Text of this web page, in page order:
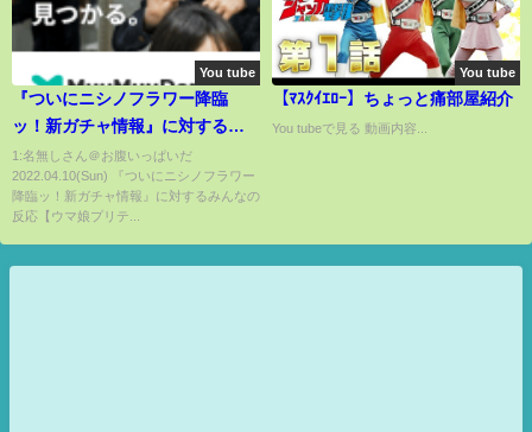
You tube
『ついにニシノフラワー降臨
ッ！新ガチャ情報』に対するみ
んなの反応【ウマ娘プリティー
ダービー】【 SSRダイワスカー
レット & SRスイープトウショウ
1:名無しさん＠お腹いっぱいだ
2022.04.10(Sun) 『ついにニシノフラワー
降臨ッ！新ガチャ情報』に対するみんなの
反応【ウマ娘プリテ...
You tube
【ﾏｽｸｲｴﾛｰ】ちょっと痛部屋紹介
You tubeで見る 動画内容...